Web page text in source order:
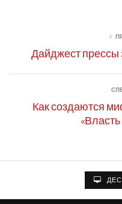
Дайджест прессы
Как создаются